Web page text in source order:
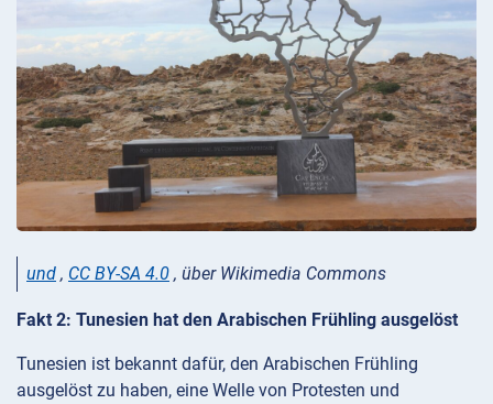
und , CC BY-SA 4.0 , über Wikimedia Commons
Fakt 2: Tunesien hat den Arabischen Frühling ausgelöst
Tunesien ist bekannt dafür, den Arabischen Frühling
ausgelöst zu haben, eine Welle von Protesten und